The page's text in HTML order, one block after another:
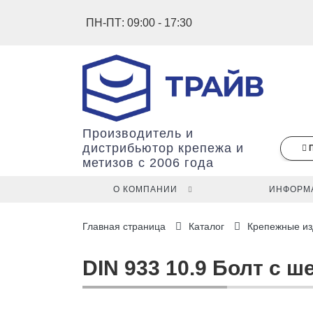
ПН-ПТ: 09:00 - 17:30
Производитель и
дистрибьютор крепежа и
метизов с 2006 года
О КОМПАНИИ
Главная страница Каталог Крепежные
DIN 933 10.9 Болт с